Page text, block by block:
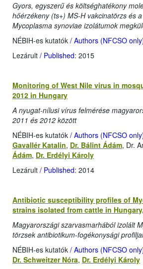
Gyors, egyszerű és költséghatékony
hőérzékeny (ts+) MS-H vakcinatörzs és
Mycoplasma synoviae izolátumok
NÉBIH-es kutatók / Authors (NFCSO
Lezárult / Published: 2015
Monitoring of West Nile virus in
2012 in Hungary
A nyugat-nílusi vírus felmérése
2011 és 2012 között
NÉBIH-es kutatók / Authors (NFCSO
Gavallér Katalin, Dr. Bálint Ádám, Dr.
Ádám, Dr. Erdélyi Károly
Lezárult / Published: 2014
Antibiotic susceptibility profiles of
strains isolated from cattle in
Magyarországi szarvasmarhából izolált
törzsek antibiotikum-fogékonysági profiljai
NÉBIH-es kutatók / Authors (NFCSO
Dr. Schweitzer Nóra, Dr. Erdélyi Károly